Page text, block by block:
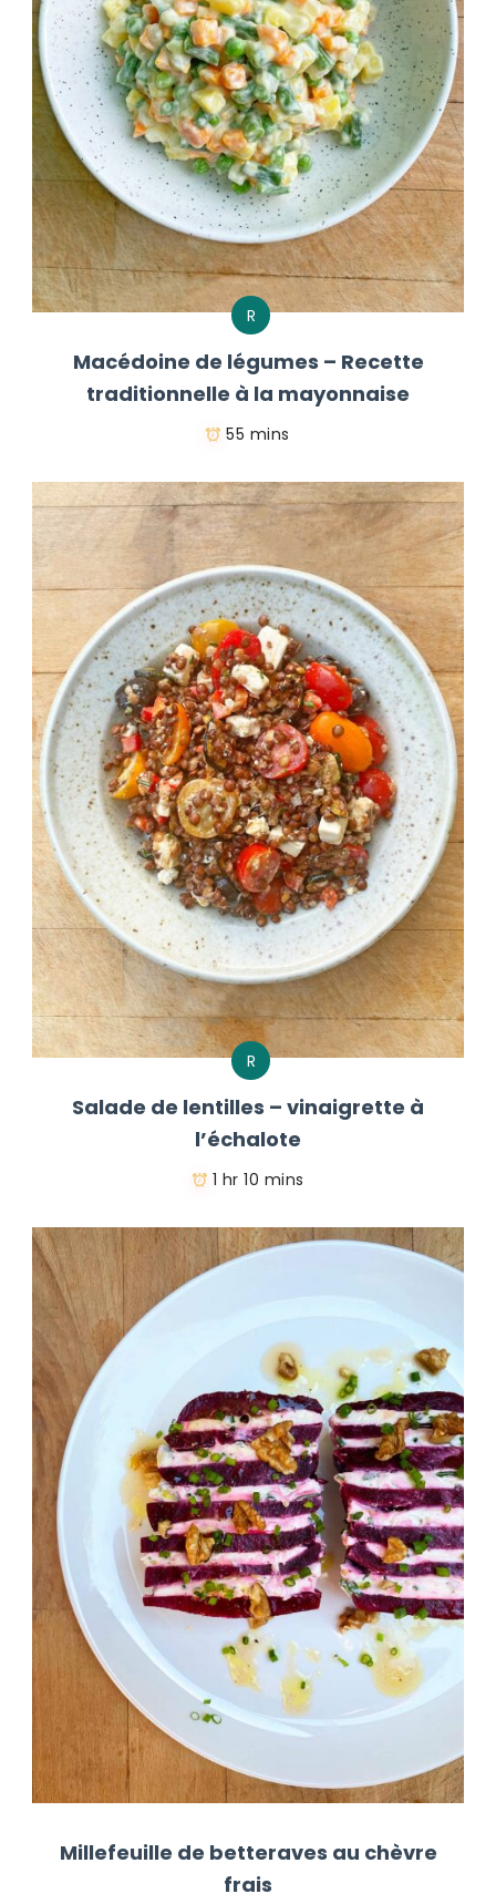
R
Macédoine de légumes – Recette
traditionnelle à la mayonnaise
55 mins
R
Salade de lentilles – vinaigrette à
l’échalote
1 hr 10 mins
Millefeuille de betteraves au chèvre
frais